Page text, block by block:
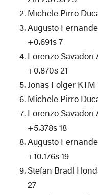
Michele Pirro
Augusto
+0.691s 7
Lorenzo Savadori
+0.870s 21
Jonas Folger KTM
Michele Pirro
Lorenzo Savadori
+5.378s 18
Augusto
+10.176s 19
Stefan Bradl
27